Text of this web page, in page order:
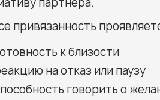
привязанность
к близости
на отказ или паузу
говорить о